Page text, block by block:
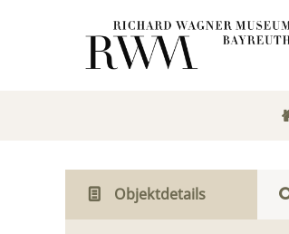
Objektdetails